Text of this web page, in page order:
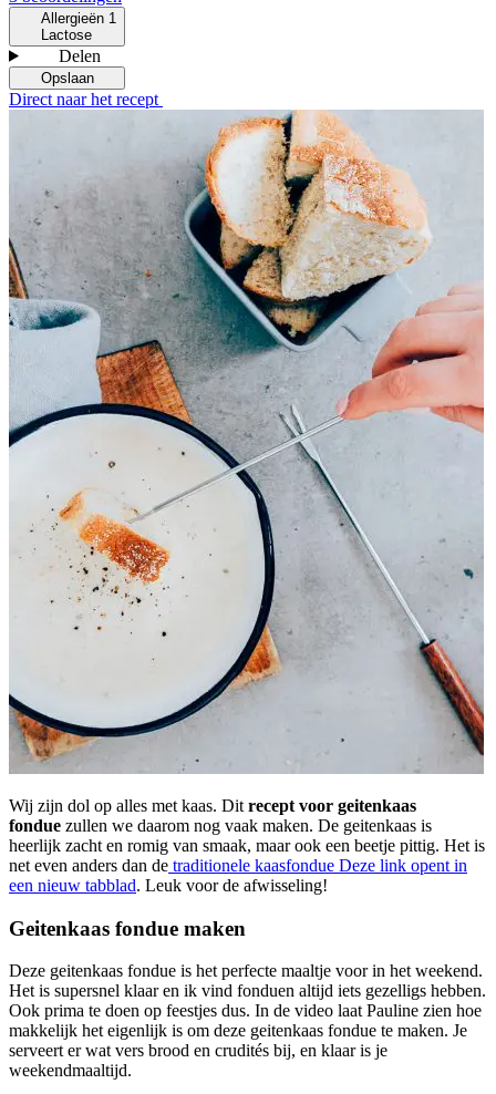
Allergieën 1
Lactose
Delen
Opslaan
Direct naar het recept
Wij zijn dol op alles met kaas. Dit recept voor geitenkaas
fondue zullen we daarom nog vaak maken. De geitenkaas is
heerlijk zacht en romig van smaak, maar ook een beetje pittig. Het is
net even anders dan de traditionele kaasfondue Deze link opent in
een nieuw tabblad. Leuk voor de afwisseling!
Geitenkaas fondue maken
Deze geitenkaas fondue is het perfecte maaltje voor in het weekend.
Het is supersnel klaar en ik vind fonduen altijd iets gezelligs hebben.
Ook prima te doen op feestjes dus. In de video laat Pauline zien hoe
makkelijk het eigenlijk is om deze geitenkaas fondue te maken. Je
serveert er wat vers brood en crudités bij, en klaar is je
weekendmaaltijd.